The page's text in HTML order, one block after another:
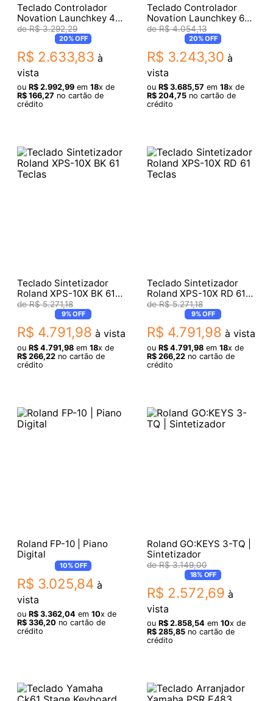
Teclado Controlador
Novation Launchkey 49
MK4 White
R$ 3.292,29
20%OFF
R$ 2.633,83 à
vista
ou R$ 2.992,99em 18x de
R$ 166,27 no cartão de
crédito
Teclado Controlador
Novation Launchkey 61
MK4
R$ 4.054,13
20%OFF
R$ 3.243,30 à
vista
ou R$ 3.685,57 em 18x de
R$ 204,75no cartão de
crédito
Teclado Sintetizador
Roland XPS-10X BK 61
Teclas
R$ 5.271,18
9%OFF
R$ 4.791,98 à vista
ou R$ 4.791,98em 18x de
R$ 266,22no cartão de
crédito
Teclado Sintetizador
Roland XPS-10X RD 61
Teclas
R$ 5.271,18
9%OFF
R$ 4.791,98 à vista
ou R$ 4.791,98em 18x de
R$ 266,22no cartão de
crédito
Roland FP-10 | Piano
Digital
10%OFF
R$ 3.025,84 à
vista
ou R$ 3.362,04em 10x de
R$ 336,20no cartão de
crédito
Roland GO:KEYS 3-TQ |
Sintetizador
R$ 3.149,00
18%OFF
R$ 2.572,69 à
vista
ou R$ 2.858,54em 10x de
R$ 285,85no cartão de
crédito